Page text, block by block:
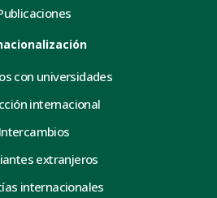
con universidades
internacional
Intercambios
extranjeros
internacionales